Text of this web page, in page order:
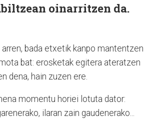
oinarritzen da.
bada etxetik kanpo mantentzen
bat: erosketak egitera ateratzen
dena, hain zuzen ere.
momentu horiei lotuta dator:
ilaran zain gaudenerako...